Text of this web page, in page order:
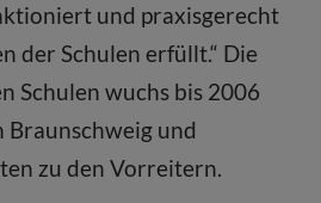
und praxisgerecht
der Schulen erfüllt.“ Die
Schulen wuchs bis 2006
Braunschweig und
zu den Vorreitern.